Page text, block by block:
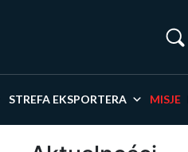
STREFA EKSPORTERA MISJE